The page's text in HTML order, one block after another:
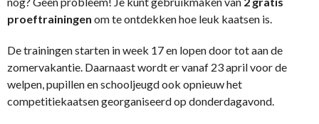
proeftrainingen om te ontdekken hoe leuk kaatsen is.
De trainingen starten in week 17 en lopen door tot aan de
zomervakantie. Daarnaast wordt er vanaf 23 april voor de
welpen, pupillen en schooljeugd ook opnieuw het
competitiekaatsen georganiseerd op donderdagavond.